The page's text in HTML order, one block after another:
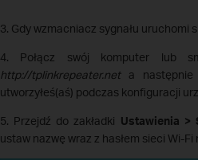
3. Gdy wzmacniacz sygnału uruchomi
4. Połącz swój komputer lub
http://tplinkrepeater.neta następnie
utworzyłeś(aś) podczas konfiguracji
5. Przejdź do zakładki Ustawienia >
ustaw nazwę wraz z hasłem sieci Wi-